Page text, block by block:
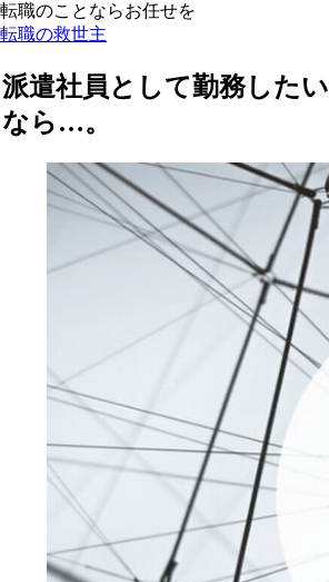
転職のことならお任せを
転職の救世主
派遣社員として勤務したい
なら…。